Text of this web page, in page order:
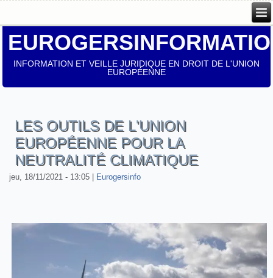
INFORMATION ET VEILLE JURIDIQUE EN DROIT DE L'UNION
EUROPÉENNE
LES OUTILS DE L'UNION
EUROPÉENNE POUR LA
NEUTRALITÉ CLIMATIQUE
jeu, 18/11/2021 - 13:05 Eurogersinfo